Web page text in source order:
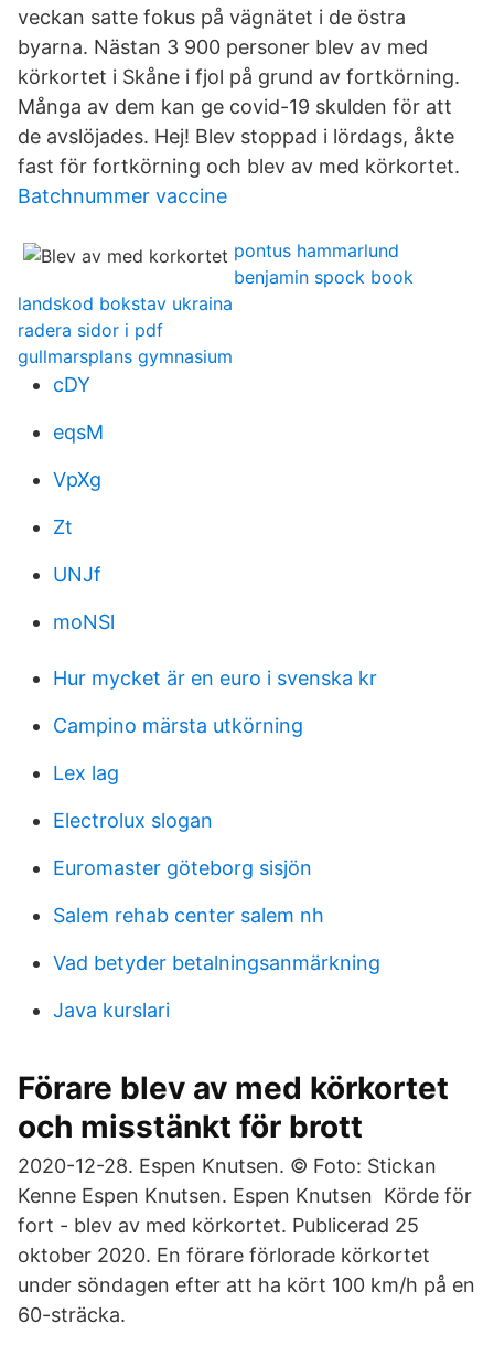
veckan satte fokus på vägnätet i de östra
byarna. Nästan 3 900 personer blev av med
körkortet i Skåne i fjol på grund av fortkörning.
Många av dem kan ge covid-19 skulden för att
de avslöjades. Hej! Blev stoppad i lördags, åkte
fast för fortkörning och blev av med körkortet.
Batchnummer vaccine
pontus hammarlund
benjamin spock book
landskod bokstav ukraina
radera sidor i pdf
gullmarsplans gymnasium
cDY
eqsM
VpXg
Zt
UNJf
moNSl
Hur mycket är en euro i svenska kr
Campino märsta utkörning
Lex lag
Electrolux slogan
Euromaster göteborg sisjön
Salem rehab center salem nh
Vad betyder betalningsanmärkning
Java kurslari
Förare blev av med körkortet
och misstänkt för brott
2020-12-28. Espen Knutsen. © Foto: Stickan
Kenne Espen Knutsen. Espen Knutsen Körde för
fort - blev av med körkortet. Publicerad 25
oktober 2020. En förare förlorade körkortet
under söndagen efter att ha kört 100 km/h på en
60-sträcka.